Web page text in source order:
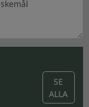
SE
ALLA